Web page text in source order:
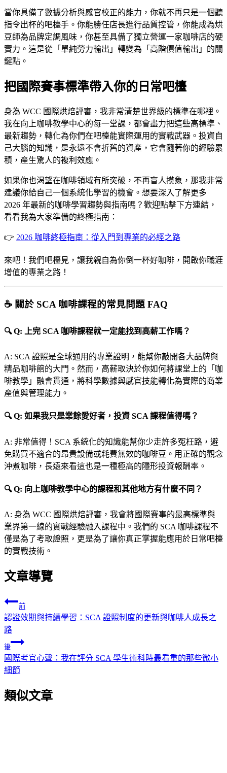
當你具備了數據分析與感官校正的能力，你就不再只是一個聽
指令出杯的吧檯手。你能勝任店長進行品質控管，你能成為烘
豆師為品牌定調風味，你甚至具備了獨立營運一家咖啡店的硬
實力。這是從「單純勞力輸出」轉變為「高階價值輸出」的關
鍵點。
把國際賽事標準帶入你的日常吧檯
身為 WCC 國際烘焙評審，我非常清楚世界級的標準在哪裡。
我在向上咖啡教學中心的每一堂課，都會盡力把這些高標準、
最新趨勢，轉化為你們在吧檯能實際運用的實戰武器。投資自
己大腦的知識，是永遠不會折舊的資產，它會隨著你的經驗累
積，產生驚人的複利效應。
如果你也渴望在咖啡領域有所突破，不再盲人摸象，那我非常
建議你給自己一個系統化學習的機會。想要深入了解更多
2026 年最新的咖啡學習趨勢與指南嗎？歡迎點擊下方連結，
看看我為大家準備的終極指南：
👉 2026 咖啡終極指南：從入門到專業的必經之路
來吧！我們吧檯見，讓我親自為你倒一杯好咖啡，開啟你職涯
增值的專業之路！
☕ 關於 SCA 咖啡課程的常見問題 FAQ
🔍 Q: 上完 SCA 咖啡課程就一定能找到高薪工作嗎？
A: SCA 證照是全球通用的專業證明，能幫你敲開各大品牌與
精品咖啡館的大門。然而，高薪取決於你如何將課堂上的「咖
啡教學」融會貫通，將科學數據與感官技能轉化為實際的商業
產值與管理能力。
🔍 Q: 如果我只是業餘愛好者，投資 SCA 課程值得嗎？
A: 非常值得！SCA 系統化的知識能幫你少走許多冤枉路，避
免購買不適合的昂貴設備或耗費無效的咖啡豆。用正確的觀念
沖煮咖啡，長遠來看這也是一種極高的隱形投資報酬率。
🔍 Q: 向上咖啡教學中心的課程和其他地方有什麼不同？
A: 身為 WCC 國際烘焙評審，我會將國際賽事的最高標準與
業界第一線的實戰經驗融入課程中。我們的 SCA 咖啡課程不
僅是為了考取證照，更是為了讓你真正掌握能應用於日常吧檯
的實戰技術。
文章導覽
前
認證效期與持續學習：SCA 證照制度的更新與咖啡人成長之
路
後
國際考官心聲：我在評分 SCA 學生術科時最看重的那些微小
細節
類似文章